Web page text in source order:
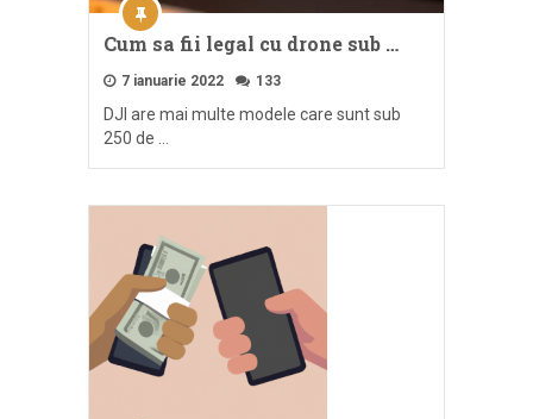
Cum sa fii legal cu drone sub …
7 ianuarie 2022 133
DJI are mai multe modele care sunt sub
250 de …